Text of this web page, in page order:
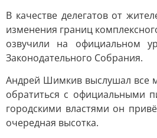
В качестве делегатов от
изменения границ
озвучили на официальном
Законодательного Собрания.
Андрей Шимкив выслушал все
обратиться с официальными
городскими властями он
очередная высотка.